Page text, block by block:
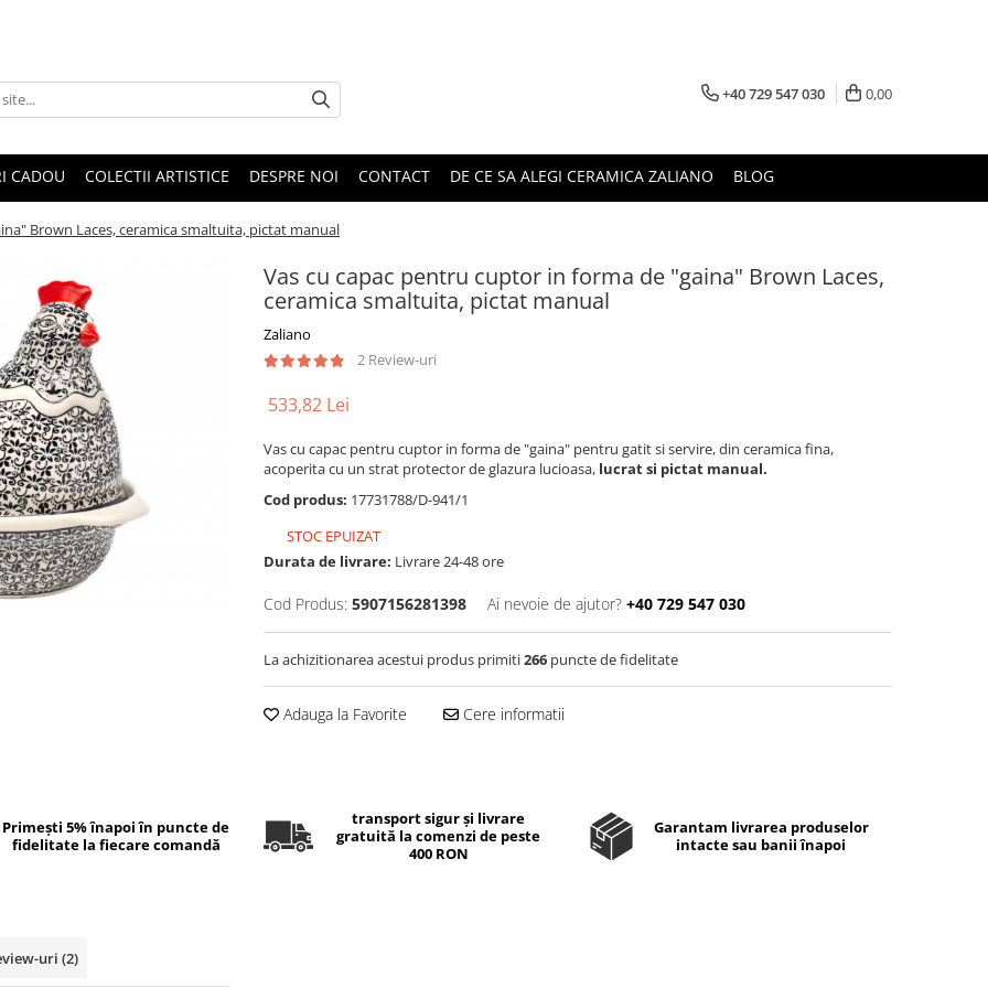
+40 729 547 030 0,00
CADOU COLECTII ARTISTICE DESPRE NOI CONTACT DE CE SA ALEGI CERAMICA ZALIANO BLOG
Brown Laces, ceramica smaltuita, pictat manual
Vas cu capac pentru cuptor in forma de "gaina" Brown Laces,
ceramica smaltuita, pictat manual
Zaliano
2 Review-uri
533,82 Lei
Vas cu capac pentru cuptor in forma de "gaina" pentru gatit si servire, din ceramica fina,
acoperita cu un strat protector de glazura lucioasa, lucrat si pictat manual.
Cod produs: 17731788/D-941/1
STOC EPUIZAT
Durata de livrare: Livrare 24-48 ore
Cod Produs: 5907156281398 Ai nevoie de ajutor? +40 729 547 030
La achizitionarea acestui produs primiti266 puncte de fidelitate
Adauga la Favorite Cere informatii
Primești 5% înapoi în puncte de
fidelitate la fiecare comandă
transport sigur și livrare
gratuită la comenzi de peste
400 RON
Garantam livrarea produselor
intacte sau banii înapoi
uri (2)